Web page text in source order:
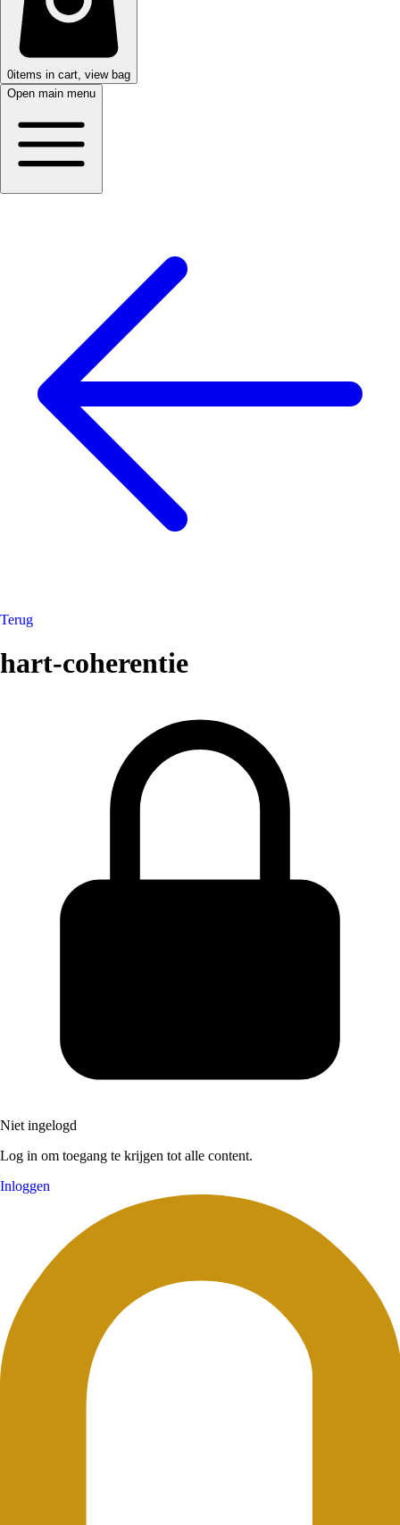
0items in cart, view bag
Open main menu
Terug
hart-coherentie
Niet ingelogd
Log in om toegang te krijgen tot alle content.
Inloggen